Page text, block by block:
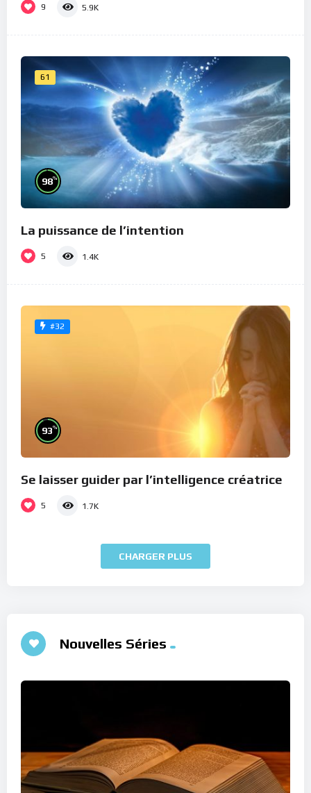
9 5.9K
61
98%
La puissance de l’intention
5 1.4K
#32
93%
Se laisser guider par l’intelligence créatrice
5 1.7K
CHARGER PLUS
Nouvelles Séries